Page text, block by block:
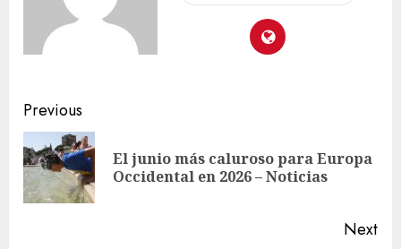
Previous
El junio más caluroso para Europa
Occidental en 2026 – Noticias
Next